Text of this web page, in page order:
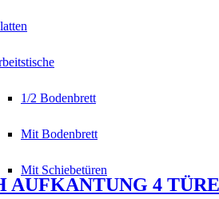
1/2 Bodenbrett
Mit Bodenbrett
Mit Schiebetüren
AUFKANTUNG 4